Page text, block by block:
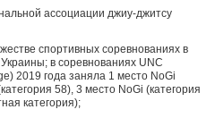
ассоциации джиу-джитсу
спортивных соревнованиях в
в соревнованиях UNC
2019 года заняла 1 место NoGi
58), 3 место NoGi (категория
категория);